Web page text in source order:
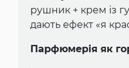
рушник + крем із
дають ефект «я
Парфюмерія як